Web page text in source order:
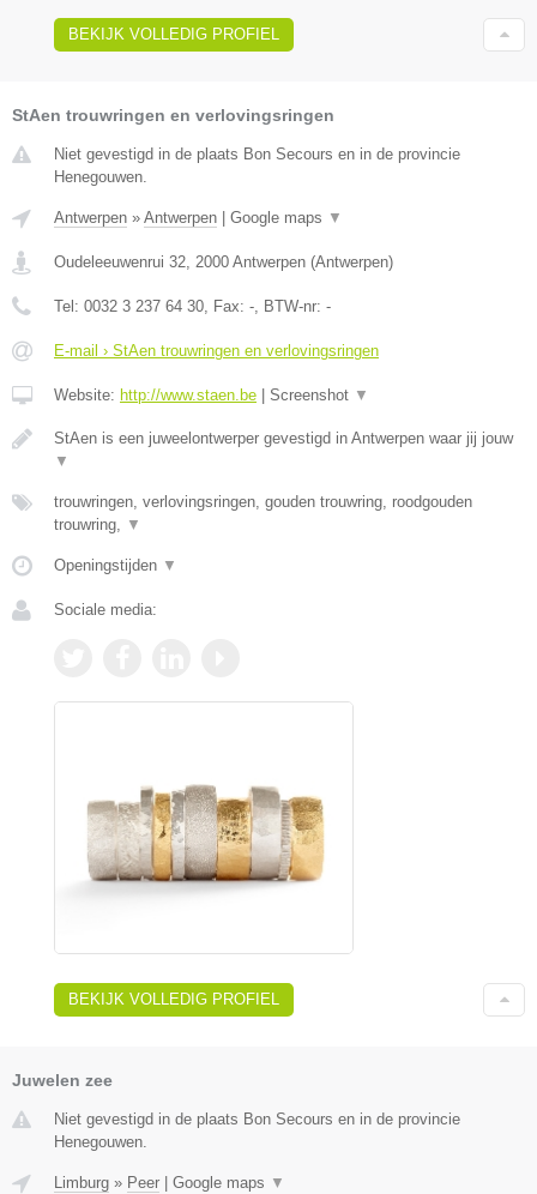
BEKIJK VOLLEDIG PROFIEL
StAen trouwringen en verlovingsringen
Niet gevestigd in de plaats Bon Secours en in de provincie
Henegouwen.
Antwerpen » Antwerpen Google maps ▼
Oudeleeuwenrui 32 2000 Antwerpen (Antwerpen)
Tel: 0032 3 237 64 30 , Fax: - , BTW-nr: -
E-mail › StAen trouwringen en verlovingsringen
Website: http://www.staen.be Screenshot ▼
StAen is een juweelontwerper gevestigd in Antwerpen waar jij jouw
▼
trouwringen, verlovingsringen, gouden trouwring, roodgouden
trouwring,
▼
Openingstijden ▼
Sociale media:
BEKIJK VOLLEDIG PROFIEL
Juwelen zee
Niet gevestigd in de plaats Bon Secours en in de provincie
Henegouwen.
Limburg » Peer Google maps ▼